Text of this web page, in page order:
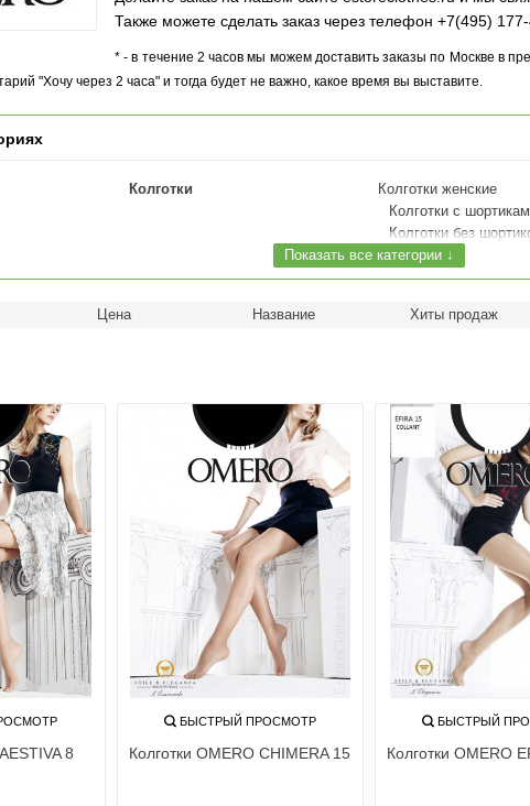
Также можете сделать заказ через телефон +7(495)
* - в течение 2 часов мы можем доставить заказы по Москве в
"Хочу через 2 часа" и тогда будет не важно, какое время вы выставите.
Колготки
Колготки женские
Колготки с
Колготки без
Колготки с
Колготки без
длине
плотности (от
(от 70 den и
колготки
Красивые колготки
Элегантные колготки
Колготки по составу
Колготки из
Колготки с шелком
Дешевые колготки
Показать все категории ↓
Цена Название Хиты продаж
8
БЫСТРЫЙ ПРОСМОТР
Колготки OMERO CHIMERA 15
БЫСТРЫЙ
Колготки OMERO